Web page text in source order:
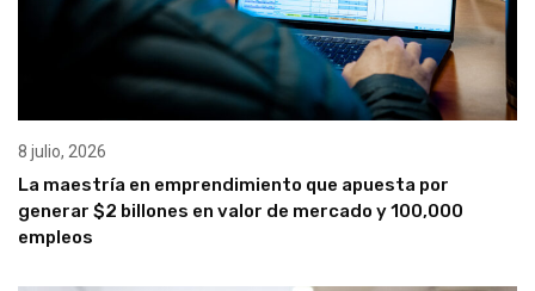
8 julio, 2026
La maestría en emprendimiento que apuesta por
generar $2 billones en valor de mercado y 100,000
empleos